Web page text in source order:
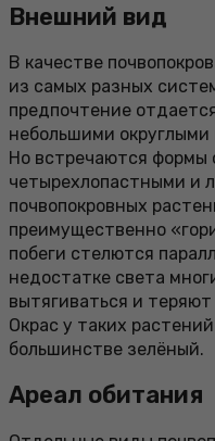
Внешний вид
В качестве
из самых разных
предпочтение
небольшими
Но встречаются
четырехлопастными и
почвопокровных
преимущественно
побеги стелются
недостатке света
вытягиваться и
Окрас у таких
большинстве зелёный.
Ареал обитания